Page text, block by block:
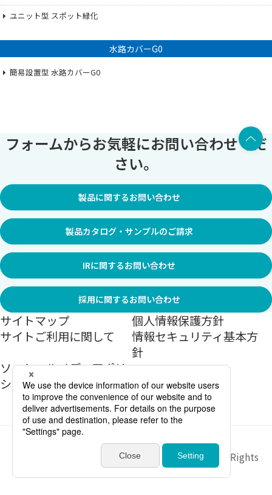
ユニット型 スポット緑化
水路カバーG0
簡易設置型 水路カバーG0
フォームからお気軽にお問い合わせくだ
さい。
製品に関するお問い合わせ
製品カタログ・サンプルのご請求
IRに関するお問い合わせ
採用に関するお問い合わせ
サイトマップ
個人情報保護方針
サイトご利用に関して
情報セキュリティ基本方
針
ソーシャルメディアポリ
シー
Sekisui Jushi Corporation All Rights
Reserved.